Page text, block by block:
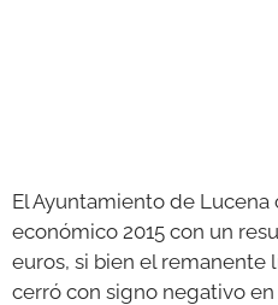
El Ayuntamiento de
económico 2015 con un
euros, si bien el remanente
cerró con signo negativo en